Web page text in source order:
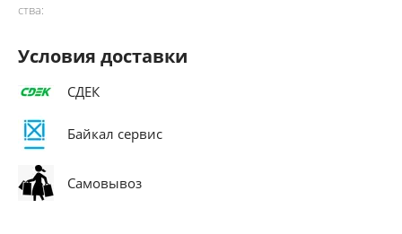
ства:
Условия доставки
СДЕК
Байкал сервис
Самовывоз